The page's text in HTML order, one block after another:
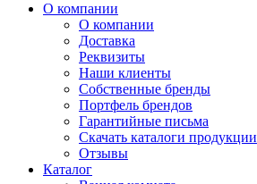
О компании
О компании
Доставка
Реквизиты
Наши клиенты
Собственные бренды
Портфель брендов
Гарантийные письма
Скачать каталоги продукции
Отзывы
Каталог